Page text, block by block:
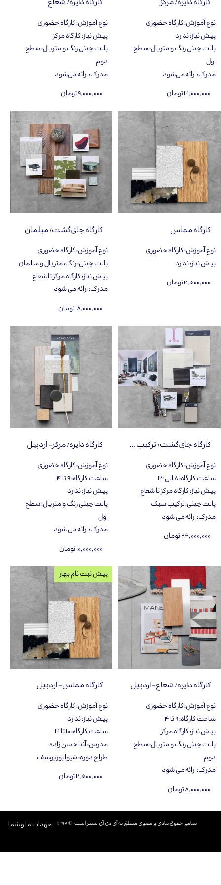
نوع آموزش:کارگاه حضوری
پیش نیاز:ندارد
پالت چینی رنگ و متریال:سطح
اول
مدرک:ارائه می‌شود
۱۲,۰۰۰,۰۰۰ تومان
نوع آموزش:کارگاه حضوری
پیش نیاز:کارگاه مرکز
پالت چینی رنگ و متریال:سطح
دوم
مدرک:ارائه می‌شود
۹,۰۰۰,۰۰۰ تومان
کارگاه مماس
نوع آموزش:کارگاه حضوری
پیش نیاز:ندارد
۲,۵۰۰,۰۰۰ تومان
کارگاه جای‌گشت/ مبلمان
نوع آموزش:کارگاه حضوری
پالت چینی:رنگ، متریال و مبلمان
پیش نیاز:کارگاه مرکز تا شعاع
مدرک:ارائه می شود
۱۸,۰۰۰,۰۰۰ تومان
کارگاه جای‌گشت/ ترکیب سبک
نوع آموزش:کارگاه حضوری
ساعت کارگاه:۸ الی ۱۳
پیش نیاز:کارگاه مرکز تا شعاع
پالت چینی:ترکیب سبک
مدرک:ارائه می شود
۲۴,۰۰۰,۰۰۰ تومان
کارگاه دایره/ مرکز- اردبیل
نوع آموزش:کارگاه حضوری
ساعت کارگاه:۹ تا ۱۴
پیش نیاز:ندارد
پالت چینی رنگ و متریال:سطح
اول
مدرک:ارائه می شود
۱۰,۰۰۰,۰۰۰ تومان
کارگاه دایره/ شعاع- اردبیل
نوع آموزش:کارگاه حضوری
ساعت کارگاه:۹ تا ۱۴
پیش نیاز:کارگاه مرکز
پالت چینی رنگ و متریال:سطح
دوم
مدرک:ارائه می شود
۸,۰۰۰,۰۰۰ تومان
کارگاه مماس- اردبیل
نوع آموزش:کارگاه حضوری
پیش نیاز:ندارد
ساعت کارگاه:١٠ تا ١٢
مدرس:آنيا حسن زاده
طراح دوره:شیوا پوریوسف
۲,۵۰۰,۰۰۰ تومان
پیش ثبت نام بهار
تعهدات ما و شما تمامی حقوق مادی و معنوی متعلق به آی دی آی سنتر است. © ۱۳۹۷​​​​​​​